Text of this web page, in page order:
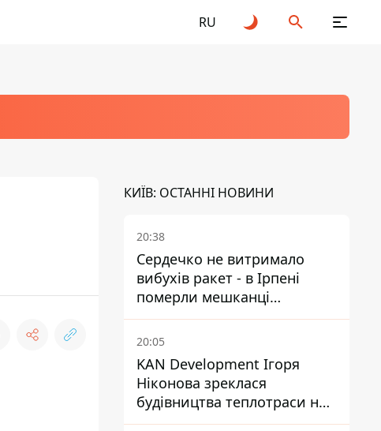
RU
КИЇВ: ОСТАННІ НОВИНИ
20:38
Сердечко не витримало
вибухів ракет - в Ірпені
померли мешканці
притулку для собак з
інвалідністю
20:05
KAN Development Ігоря
Ніконова зреклася
будівництва теплотраси на
Теремках